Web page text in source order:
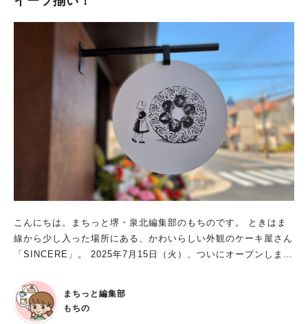
こんにちは。まちっと堺・泉北編集部のもちのです。 ときはま
線から少し入った場所にある、かわいらしい外観のケーキ屋さん
「SINCERE」。 2025年7月15日（火）、ついにオープンしまし
ューさせていただいた記事はこちら。 今回は、お店に買い物に
行った様子と、実際にケーキを食べる様子をお届けします！ ケ
ーキ屋「SINCERE（サンセール）」 ■住所：大阪府堺市北区百
まちっと編集部
もちの